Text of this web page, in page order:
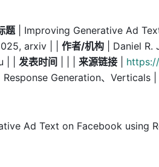
题 | Improving Generative Ad
arxiv | | 作者/机构 | Daniel
| | 发表时间 来源链接
| Response Generation、Verticals |
Ad Text on Facebook using